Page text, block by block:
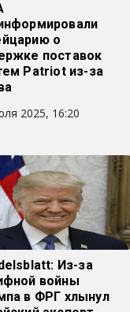
о
поставок
Patriot из-за
2025, 16:20
Из-за
войны
в ФРГ хлынул